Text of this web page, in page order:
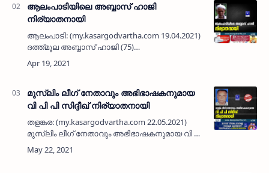
ആലംപാടിയിലെ അബ്ബാസ് ഹാജി
നിര്യാതനായി
ആലംപാടി: (my.kasargodvartha.com 19.04.2021)
ദത്ത്മൂല അബ്ബാസ് ഹാജി (75)
നിര്യാതനായി. ഭാര്യ: ആയിശ. മക്കൾ: മുഹമ്മദ്,
അബ്ദുല്ല, ഇസ്മാഈൽ, അബ്ദുർ റഹ്‌മാൻ,
മുസ്ലിം ലീഗ് നേതാവും അഭിഭാഷകനുമായ
വി പി പി സിദ്ദീഖ് നിര്യാതനായി
തളങ്കര: (my.kasargodvartha.com 22.05.2021)
മുസ്ലിം ലീഗ് നേതാവും അഭിഭാഷകനുമായ വി പി
പി സിദ്ദീഖ് (74) നിര്യാതനായി. തൃക്കരിപ്പൂർ
സ്വദേശിയും തളങ്കരയിലെ